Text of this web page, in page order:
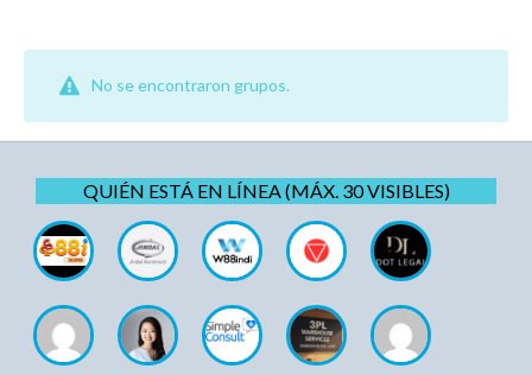
No se encontraron grupos.
QUIÉN ESTÁ EN LÍNEA (MÁX. 30 VISIBLES)